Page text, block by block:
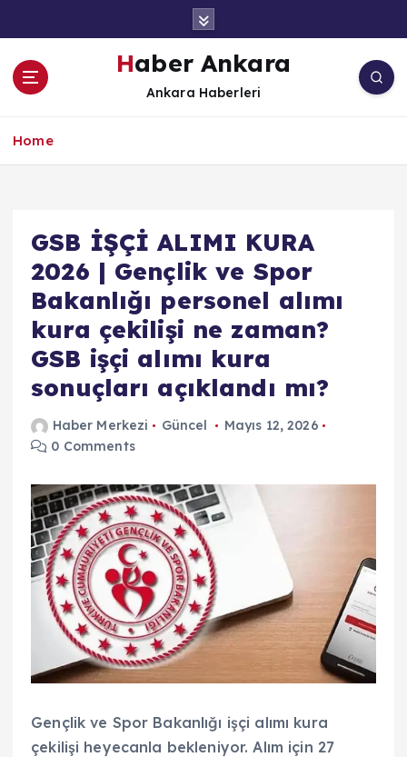
Haber Ankara
Ankara Haberleri
Home
GSB İŞÇİ ALIMI KURA
2026 | Gençlik ve Spor
Bakanlığı personel alımı
kura çekilişi ne zaman?
GSB işçi alımı kura
sonuçları açıklandı mı?
Haber Merkezi Güncel
Mayıs 12, 2026
0 Comments
Gençlik ve Spor Bakanlığı işçi alımı kura
çekilişi heyecanla bekleniyor. Alım için 27